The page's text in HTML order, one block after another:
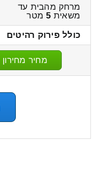
מרחק מהבית עד
משאית 5מטר
כולל פירוק רהיטים
מחיר מחירון